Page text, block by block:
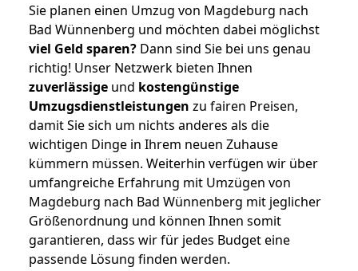
Sie planen einen Umzug von Magdeburg nach
Bad Wünnenberg und möchten dabei möglichst
viel Geld sparen? Dann sind Sie bei uns genau
richtig! Unser Netzwerk bieten Ihnen
zuverlässige und kostengünstige
Umzugsdienstleistungen zu fairen Preisen,
damit Sie sich um nichts anderes als die
wichtigen Dinge in Ihrem neuen Zuhause
kümmern müssen. Weiterhin verfügen wir über
umfangreiche Erfahrung mit Umzügen von
Magdeburg nach Bad Wünnenberg mit jeglicher
Größenordnung und können Ihnen somit
garantieren, dass wir für jedes Budget eine
passende Lösung finden werden.